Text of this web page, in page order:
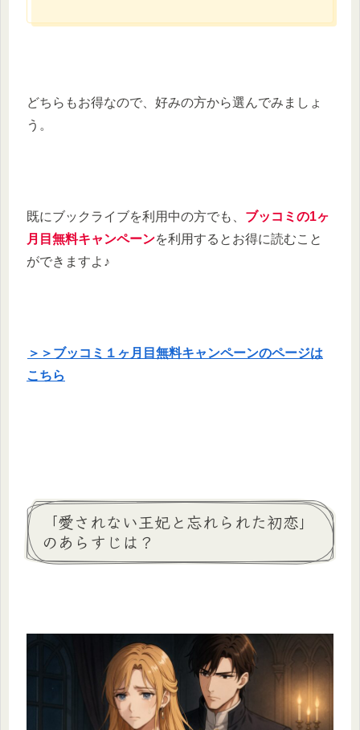
どちらもお得なので、好みの方から選んでみましょ
う。
既にブックライブを利用中の方でも、 ブッコミの1ヶ
月目無料キャンペーンを利用するとお得に読むこと
ができますよ♪
＞＞ブッコミ１ヶ月目無料キャンペーンのページは
こちら
「愛されない王妃と忘れられた初恋」
のあらすじは？